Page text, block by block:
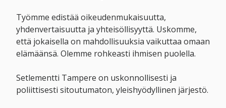
Työmme edistää oikeudenmukaisuutta,
yhdenvertaisuutta ja yhteisöllisyyttä. Uskomme,
että jokaisella on mahdollisuuksia vaikuttaa omaan
elämäänsä. Olemme rohkeasti ihmisen puolella.
Setlementti Tampere on uskonnollisesti ja
poliittisesti sitoutumaton, yleishyödyllinen järjestö.